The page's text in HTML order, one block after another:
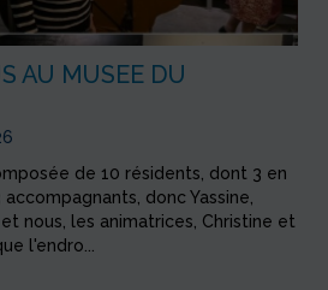
AU MUSEE DU
de 10 résidents, dont 3 en
donc Yassine,
nous, les animatrices, Christine et
l'endro...